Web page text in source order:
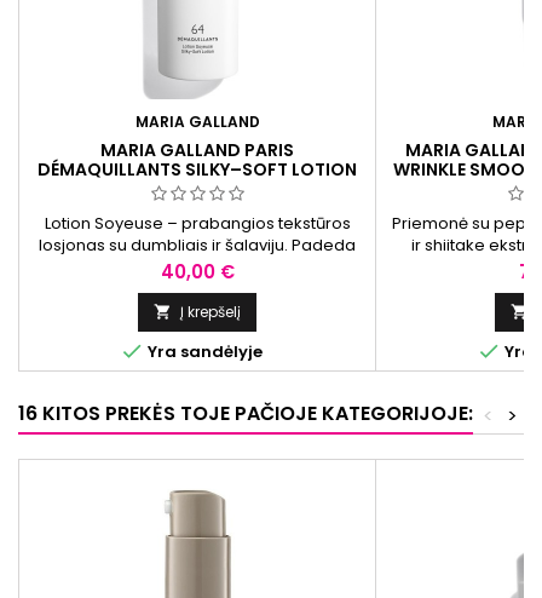
MARIA GALLAND
MARIA GALLAND PARIS
DÉMAQUILLANTS SILKY–SOFT LOTION
DRĖKINANTIS LOSJONAS, 200 ML
Lotion Soyeuse – prabangios tekstūros
losjonas su dumbliais ir šalaviju. Padeda
palaikyti odos drėgmės balansą, suteikia
gaivos pojūtį.
Kaina
40,00 €
 Į krepšelį
 Yra sandėlyje
MARIA
WRINKLE
VEIDO
Priemonė su
ir shiitake
sumažinti
odai

 Yra
16 KITOS PREKĖS TOJE PAČIOJE KATEGORIJOJE: >
<